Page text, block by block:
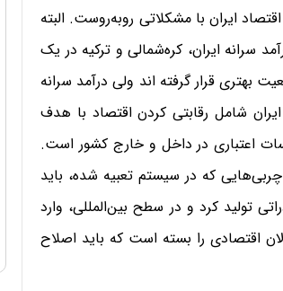
ایران با مشکلاتی روبه‌روست. البته
سرانه ایران، کره‌شمالی و ترکیه در یک
و ترکیه در وضعیت بهتری قرار گرفته اند ولی درآمد سرانه
شامل رقابتی کردن اقتصاد با هدف
اعتباری در داخل و خارج کشور است.
چربی‌هایی که در سیستم تعبیه شده، باید
تولید کرد و در سطح بین‌المللی، وارد
اقتصادی را بسته است که باید اصلاح